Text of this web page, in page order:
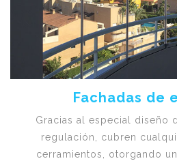
Fachadas de
Gracias al especial diseño
regulación, cubren
cerramientos, otorgando